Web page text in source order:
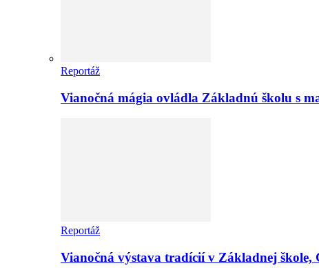
Reportáž
Vianočná mágia ovládla Základnú školu s
Reportáž
Vianočná výstava tradícií v Základnej škole,